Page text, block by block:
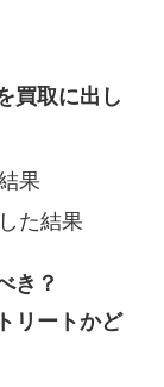
買取に出し
果
た結果
き？
リートかど